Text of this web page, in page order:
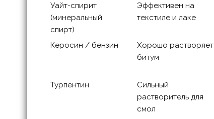
Уайт-спирит
(минеральный
спирт)
Эффективен на
текстиле и лаке
Керосин / бензин
Хорошо растворяет
битум
Турпентин
Сильный
растворитель для
смол